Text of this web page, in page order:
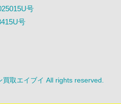
号
号
取エイブイ All rights reserved.